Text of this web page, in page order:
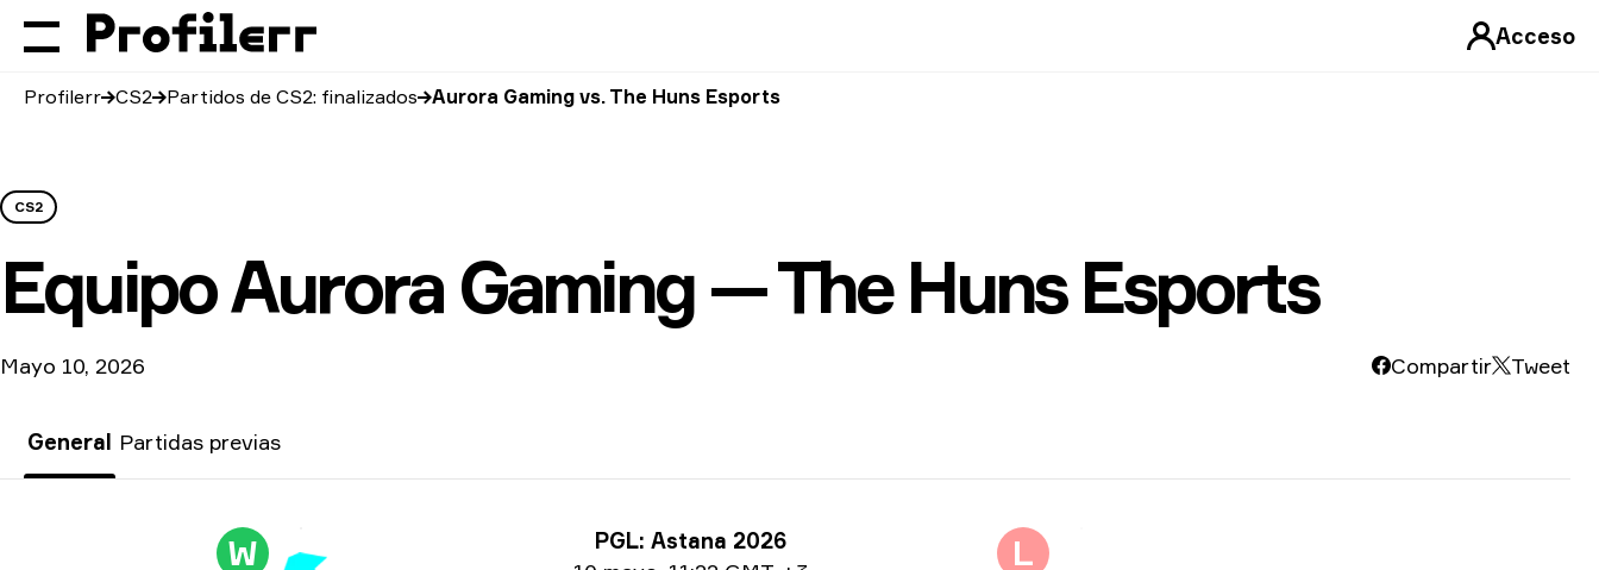
Acceso
Profilerr CS2 Partidos de CS2: finalizados Aurora Gaming vs. The Huns Esports
CS2
EquipoAurora Gaming — The Huns Esports
Mayo 10, 2026 Compartir Tweet
General Partidas previas
Información del torneo
PGL: Astana 2026
W L